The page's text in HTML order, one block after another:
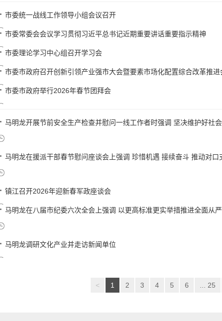
市委统一战线工作领导小组会议召开
市委常委会会议学习贯彻习近平总书记近期重要讲话重要指示精神
市委理论学习中心组召开学习会
市委市政府召开创新引领产业强市大会暨要素市场化配置综合改革推进
市委市政府举行2026年春节团拜会
马明龙开展节前安全生产检查并慰问一线工作者时强调 坚决维护好社
马明龙在援派干部春节慰问座谈会上强调 珍惜机遇 接续奋斗 推动对口
镇江召开2026年迎新春军政座谈会
马明龙在八届市纪委六次全会上强调 以更高标准更实举措推进全面从
马明龙调研文化产业并走访新闻单位
< 1 2 3 4 5 6 ... 25